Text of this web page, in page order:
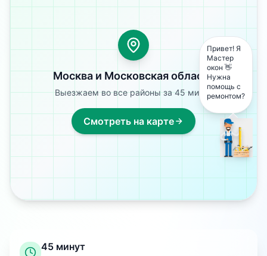
Москва и Московская область
Выезжаем во все районы за 45 минут
Смотреть на карте
45 минут
Привет! Я
Мастер
окон 👋
Нужна
помощь с
ремонтом?